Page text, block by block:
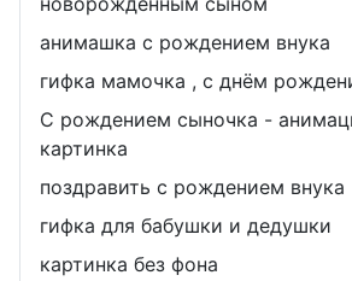
анимашка с рождением внука
гифка мамочка , с днём
С рождением сыночка -
картинка
поздравить с рождением внука
гифка для бабушки и дедушки
картинка без фона